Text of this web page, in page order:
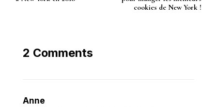
cookies de New York !
2 Comments
Anne